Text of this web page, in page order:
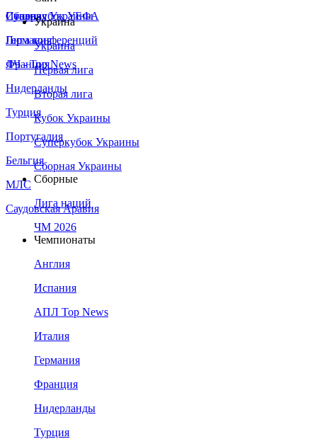
Сборная Украины
Италия
Германия
Франция
Нидерланды
Турция
Португалия
Бельгия
МЛС
Саудовская Аравия
Суперкубок УЕФА
Лига конференций
ЛЧ - Top News
Украина
Украина
Первая лига
Вторая лига
Кубок Украины
Суперкубок Украины
Сборная Украины
Сборные
Лига наций
ЧМ 2026
Чемпионаты
Англия
Испания
АПЛ Top News
Италия
Германия
Франция
Нидерланды
Турция